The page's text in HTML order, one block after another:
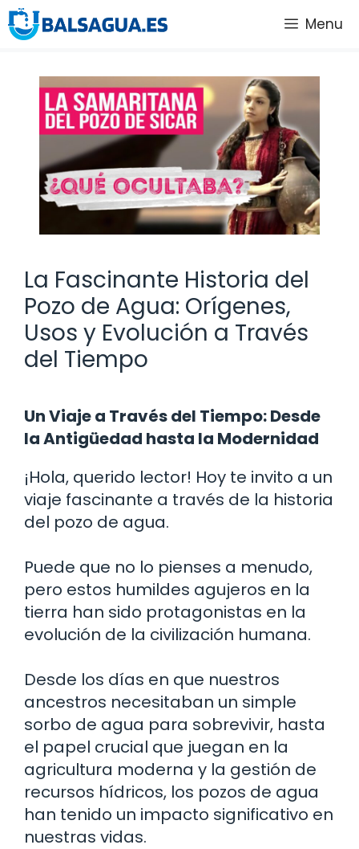
Saltar
al
Menu
La Fascinante Historia del
Pozo de Agua: Orígenes,
Usos y Evolución a Través
del Tiempo
Un Viaje a Través del Tiempo: Desde
la Antigüedad hasta la Modernidad
¡Hola, querido lector! Hoy te invito a un
viaje fascinante a través de la historia
del pozo de agua.
Puede que no lo pienses a menudo,
pero estos humildes agujeros en la
tierra han sido protagonistas en la
evolución de la civilización humana.
Desde los días en que nuestros
ancestros necesitaban un simple
sorbo de agua para sobrevivir, hasta
el papel crucial que juegan en la
agricultura moderna y la gestión de
recursos hídricos, los pozos de agua
han tenido un impacto significativo en
nuestras vidas.